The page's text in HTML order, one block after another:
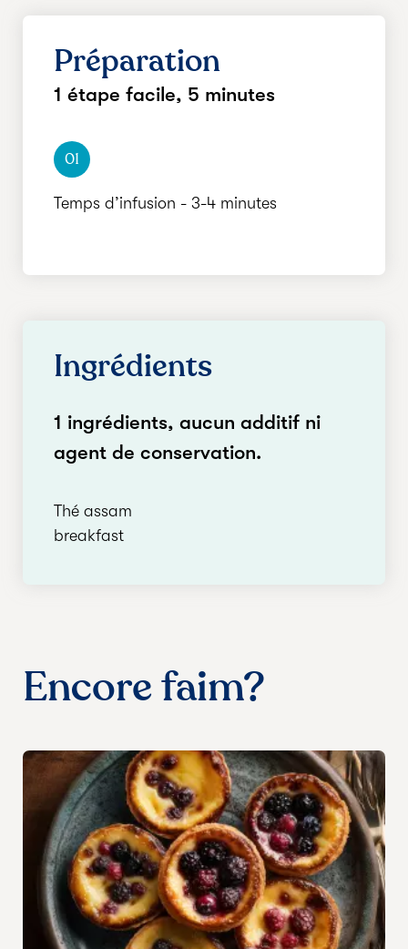
Préparation
1 étape facile, 5 minutes
01
Temps d’infusion - 3-4 minutes
Ingrédients
1 ingrédients, aucun additif ni
agent de conservation.
Thé assam
breakfast
Encore faim?